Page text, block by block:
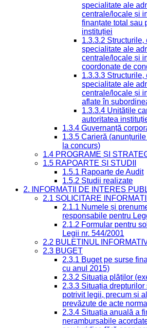
specialitate ale
centrale/locale și
finanțate total sau
instituției
1.3.3.2 Structurile,
specialitate ale
centrale/locale și
coordonate de
1.3.3.3 Structurile,
specialitate ale
centrale/locale și
aflate în
1.3.3.4 Unitățile
autoritatea
1.3.4 Guvernanță
1.3.5 Carieră
la concurs)
1.4 PROGRAME ȘI
1.5 RAPOARTE ȘI STUDII
1.5.1 Rapoarte de Audit
1.5.2 Studii realizate
2. INFORMAȚII DE INTERES
2.1 SOLICITARE INFORMAȚII
2.1.1 Numele și
responsabile pentru
2.1.2 Formular pentru
Legii nr. 544/2001
2.2 BULETINUL
2.3 BUGET
2.3.1 Buget pe surse
cu anul 2015)
2.3.2 Situația plăților
2.3.3 Situația
potrivit legii, precum și
prevăzute de acte
2.3.4 Situația anuală a
nerambursabile